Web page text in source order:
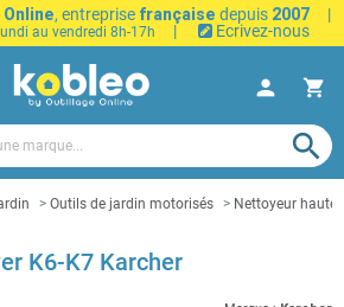
, entreprise française depuis 2007
|
au vendredi 8h-17h | Ecrivez-nous
person shopping_cart
search
Outils de jardin motorisés Nettoyeur haute
K6-K7 Karcher